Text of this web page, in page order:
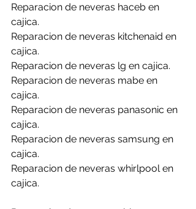
Reparacion de neveras haceb en
cajica.
Reparacion de neveras kitchenaid en
cajica.
Reparacion de neveras lg en cajica.
Reparacion de neveras mabe en
cajica.
Reparacion de neveras panasonic en
cajica.
Reparacion de neveras samsung en
cajica.
Reparacion de neveras whirlpool en
cajica.